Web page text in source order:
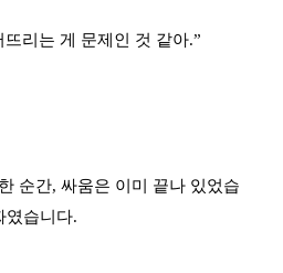
리는 게 문제인 것 같아.”
순간, 싸움은 이미 끝나 있었습
였습니다.